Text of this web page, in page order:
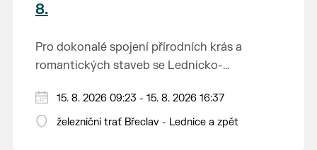
8.
Pro dokonalé spojení přírodních krás a
romantických staveb se Lednicko-
Na výlet do této malebné krajiny na jihu
Moravy se vydejte stylově – historickým
Od 1. května do 28. září vás o víkendech a
svátcích mezi Břeclaví a Lednicí sveze
15. 8. 2026 09:23 - 15. 8. 2026 16:37
železniční trať Břeclav - Lednice a zpět